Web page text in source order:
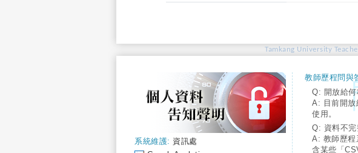
Tamkang University
系統維護: 資訊處
教師歷程問與
Q: 開放給
A: 目前開放
使用。
Q: 資料不完
A: 教師歷程
含某些「